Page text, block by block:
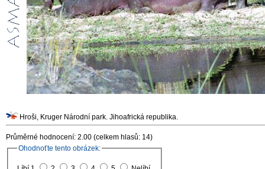
Hroši, Kruger Národní park. Jihoafrická republika.
Průměrné hodnocení: 2.00 (celkem hlasů: 14)
Ohodnoťte tento obrázek: